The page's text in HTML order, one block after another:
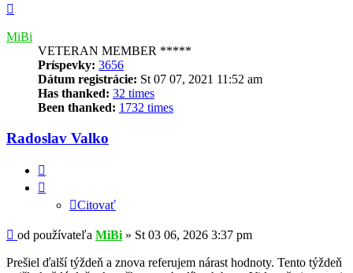
MiBi
VETERAN MEMBER *****
Príspevky: 3656
Dátum registrácie: St 07 07, 2021 11:52 am
Has thanked: 32 times
Been thanked: 1732 times
Radoslav Valko
Citovať
Príspevok
od používateľa MiBi » St 03 06, 2026 3:37 pm
Prešiel ďalší týždeň a znova referujem nárast hodnoty. Tento týždeň